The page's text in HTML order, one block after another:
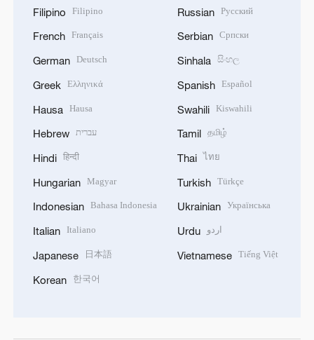
Filipino Filipino
French Français
German Deutsch
Greek Ελληνικά
Hausa Hausa
Hebrew עברית
Hindi हिन्दी
Hungarian Magyar
Indonesian Bahasa Indonesia
Italian Italiano
Japanese 日本語
Korean 한국어
Russian Русский
Serbian Српски
Sinhala සිංහල
Spanish Español
Swahili Kiswahili
Tamil தமிழ்
Thai ไทย
Turkish Türkçe
Ukrainian Українська
Urdu اردو
Vietnamese Tiếng Việt